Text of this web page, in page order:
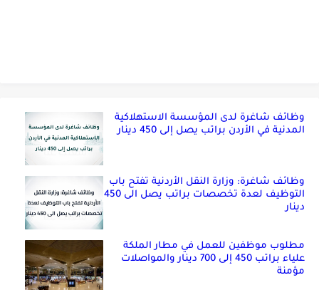
وظائف شاغرة لدى المؤسسة الاستهلاكية
المدنية في الأردن براتب يصل إلى 450 دينار
وظائف شاغرة: وزارة النقل الأردنية تفتح باب
التوظيف لعدة تخصصات براتب يصل الى 450
دينار
مطلوب موظفين للعمل في مطار الملكة
علياء براتب 450 إلى 700 دينار والمواصلات
مؤمنة